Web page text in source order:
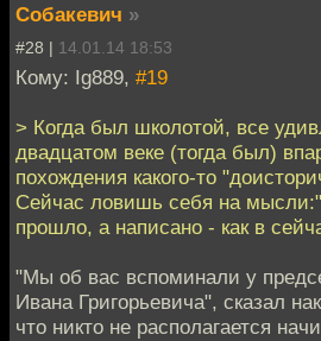
Собакевич »
#28 | 14.01.14 18:53
Кому: Ig889, #19
> Когда был школотой, все
двадцатом веке (тогда был)
похождения какого-то
Сейчас ловишь себя на
прошло, а написано - как в
"Мы об вас вспоминали у
Ивана Григорьевича", сказал
что никто не располагается